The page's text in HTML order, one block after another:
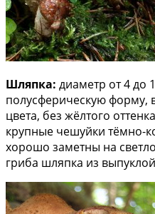
Шляпка: диаметр от 4 до
полусферическую форму,
цвета, без жёлтого
крупные чешуйки тёмно-
хорошо заметны на
гриба шляпка из